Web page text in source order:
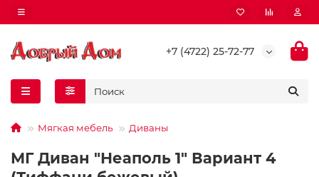
+7 (4722) 25-72-77
Мягкая мебель Диваны
МГ Диван "Неаполь 1" Вариант 4